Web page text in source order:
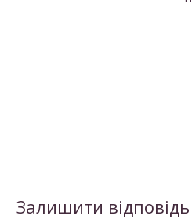
Залишити відповідь